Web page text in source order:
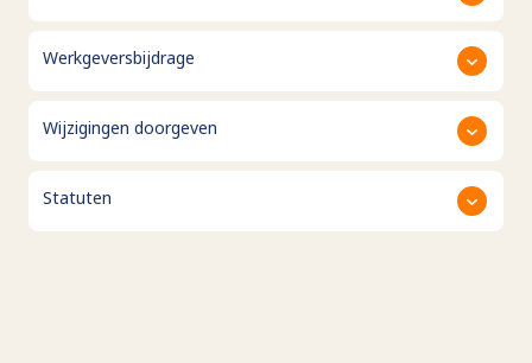
Werkgeversbijdrage
Wijzigingen doorgeven
Statuten